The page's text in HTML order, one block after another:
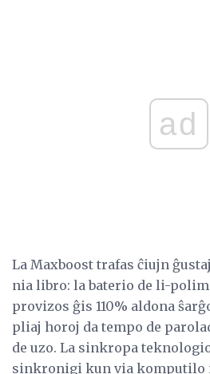
ad
La Maxboost trafas ĉiujn
nia libro: la baterio de li-
provizos ĝis 110% aldona
pliaj horoj da tempo de
de uzo. La sinkropa
sinkronigi kun via komputilo